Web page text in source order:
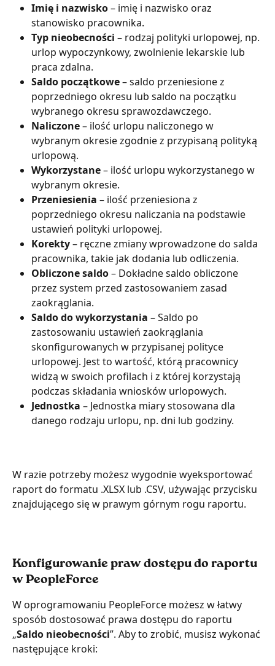
Imię i nazwisko – imię i nazwisko oraz
stanowisko pracownika.
Typ nieobecności – rodzaj polityki urlopowej, np.
urlop wypoczynkowy, zwolnienie lekarskie lub
praca zdalna.
Saldo początkowe – saldo przeniesione z
poprzedniego okresu lub saldo na początku
wybranego okresu sprawozdawczego.
Naliczone – ilość urlopu naliczonego w
wybranym okresie zgodnie z przypisaną polityką
urlopową.
Wykorzystane – ilość urlopu wykorzystanego w
wybranym okresie.
Przeniesienia – ilość przeniesiona z
poprzedniego okresu naliczania na podstawie
ustawień polityki urlopowej.
Korekty – ręczne zmiany wprowadzone do salda
pracownika, takie jak dodania lub odliczenia.
Obliczone saldo – Dokładne saldo obliczone
przez system przed zastosowaniem zasad
zaokrąglania.
Saldo do wykorzystania – Saldo po
zastosowaniu ustawień zaokrąglania
skonfigurowanych w przypisanej polityce
urlopowej. Jest to wartość, którą pracownicy
widzą w swoich profilach i z której korzystają
podczas składania wniosków urlopowych.
Jednostka – Jednostka miary stosowana dla
danego rodzaju urlopu, np. dni lub godziny.
W razie potrzeby możesz wygodnie wyeksportować
raport do formatu .XLSX lub .CSV, używając przycisku
znajdującego się w prawym górnym rogu raportu.
Konfigurowanie praw dostępu do raportu
w PeopleForce
W oprogramowaniu PeopleForce możesz w łatwy
sposób dostosować prawa dostępu do raportu
„Saldo nieobecności”. Aby to zrobić, musisz wykonać
następujące kroki: